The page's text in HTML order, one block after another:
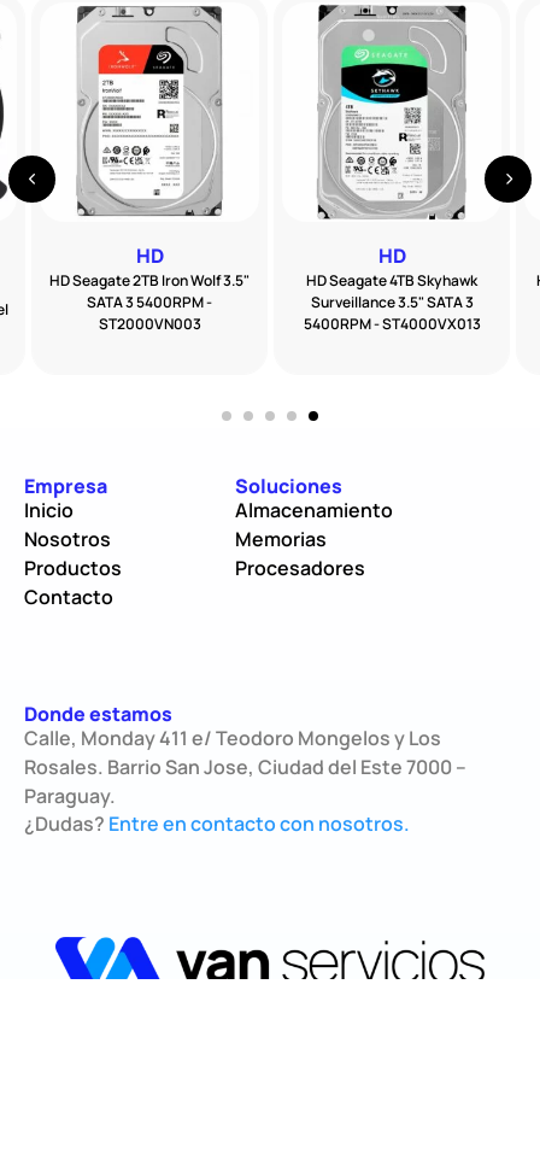
HD
HD Seagate 4TB Skyhawk
Surveillance 3.5" SATA 3
5400RPM - ST4000VX013
HD
HD Seagate 2TB Iron Wolf 3.5"
SATA 3 5400RPM -
ST2000VN003
Empresa
Inicio
Nosotros
Productos
Contacto
Soluciones
Almacenamiento
Memorias
Procesadores
Donde estamos
Calle, Monday 411 e/ Teodoro Mongelos y Los
Rosales. Barrio San Jose, Ciudad del Este 7000 –
Paraguay.
¿Dudas? Entre en contacto con nosotros.